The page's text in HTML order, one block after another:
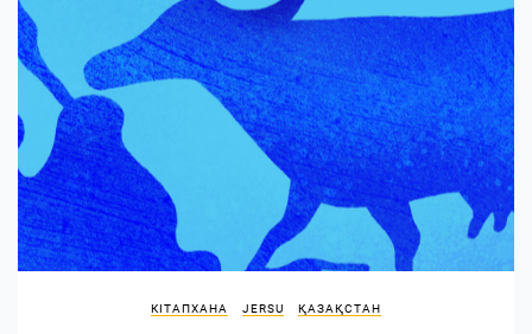
КІТАПХАНА JERSU ҚАЗАҚСТАН